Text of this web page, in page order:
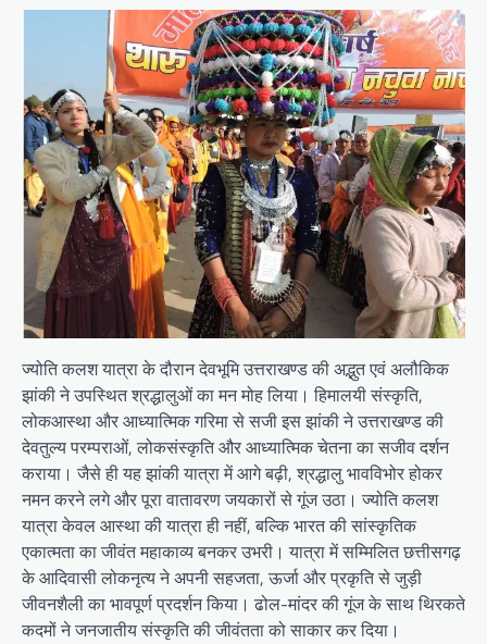
ज्योति कलश यात्रा के दौरान देवभूमि उत्तराखण्ड की अद्भुत एवं अलौकिक
झांकी ने उपस्थित श्रद्धालुओं का मन मोह लिया। हिमालयी संस्कृति,
लोकआस्था और आध्यात्मिक गरिमा से सजी इस झांकी ने उत्तराखण्ड की
देवतुल्य परम्पराओं, लोकसंस्कृति और आध्यात्मिक चेतना का सजीव दर्शन
कराया। जैसे ही यह झांकी यात्रा में आगे बढ़ी, श्रद्धालु भावविभोर होकर
नमन करने लगे और पूरा वातावरण जयकारों से गूंज उठा। ज्योति कलश
यात्रा केवल आस्था की यात्रा ही नहीं, बल्कि भारत की सांस्कृतिक
एकात्मता का जीवंत महाकाव्य बनकर उभरी। यात्रा में सम्मिलित छत्तीसगढ़
के आदिवासी लोकनृत्य ने अपनी सहजता, ऊर्जा और प्रकृति से जुड़ी
जीवनशैली का भावपूर्ण प्रदर्शन किया। ढोल-मांदर की गूंज के साथ थिरकते
कदमों ने जनजातीय संस्कृति की जीवंतता को साकार कर दिया।